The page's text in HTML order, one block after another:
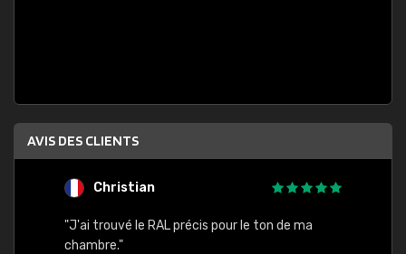
AVIS DES CLIENTS
Christian
"J'ai trouvé le RAL précis pour le ton de ma
chambre."